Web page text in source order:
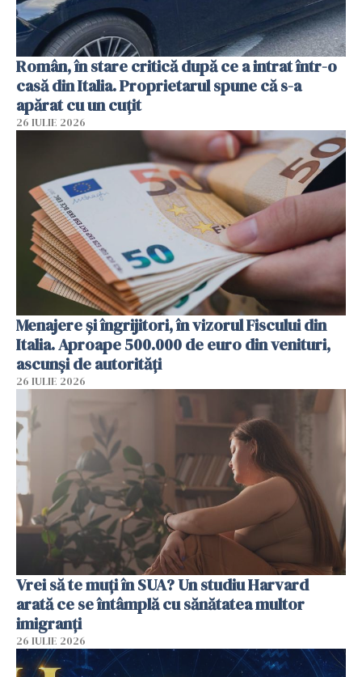
Român, în stare critică după ce a intrat într-o
casă din Italia. Proprietarul spune că s-a
apărat cu un cuțit
26 IULIE 2026
Menajere și îngrijitori, în vizorul Fiscului din
Italia. Aproape 500.000 de euro din venituri,
ascunși de autorități
26 IULIE 2026
Vrei să te muți în SUA? Un studiu Harvard
arată ce se întâmplă cu sănătatea multor
imigranți
26 IULIE 2026